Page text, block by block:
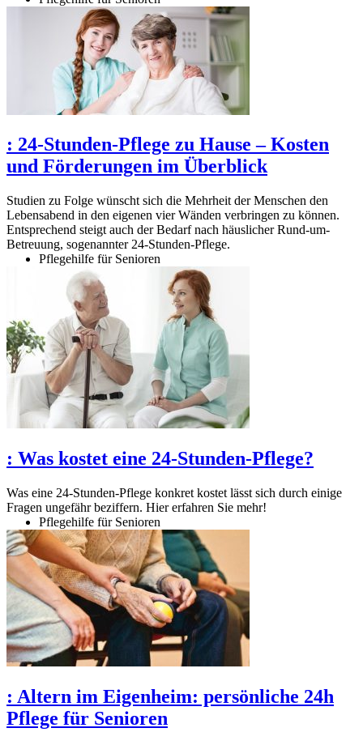
: 24-Stunden-Pflege zu Hause – Kosten
und Förderungen im Überblick
Studien zu Folge wünscht sich die Mehrheit der Menschen den
Lebensabend in den eigenen vier Wänden verbringen zu können.
Entsprechend steigt auch der Bedarf nach häuslicher Rund-um-
Betreuung, sogenannter 24-Stunden-Pflege.
Pflegehilfe für Senioren
: Was kostet eine 24-Stunden-Pflege?
Was eine 24-Stunden-Pflege konkret kostet lässt sich durch einige
Fragen ungefähr beziffern. Hier erfahren Sie mehr!
Pflegehilfe für Senioren
: Altern im Eigenheim: persönliche 24h
Pflege für Senioren